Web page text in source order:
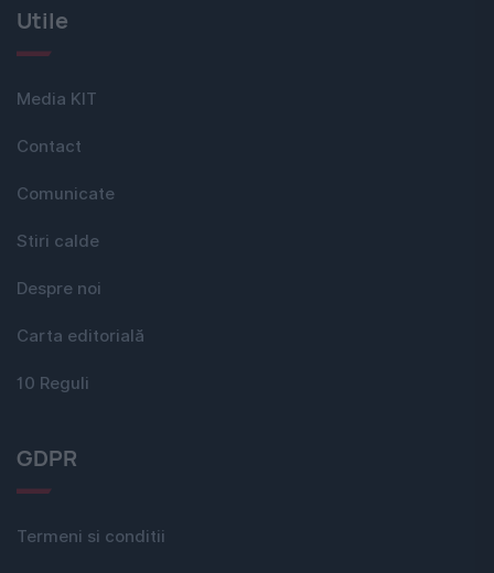
Utile
Media KIT
Contact
Comunicate
Stiri calde
Despre noi
Carta editorială
10 Reguli
GDPR
Termeni si conditii